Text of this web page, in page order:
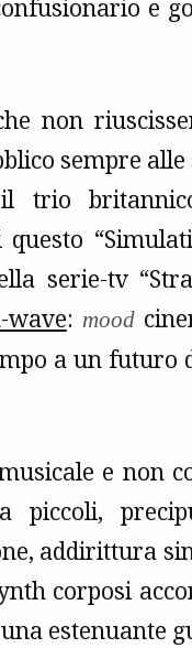
e
non
sempre
trio
serie-tv
wave: mood
a un futuro
e non
piccoli,
addirittura
corposi
estenuante